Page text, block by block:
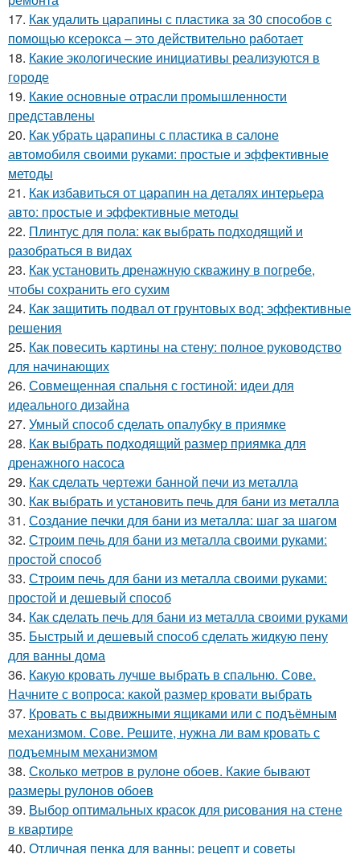
17. Как удалить царапины с пластика за 30 способов с
помощью ксерокса – это действительно работает
18. Какие экологические инициативы реализуются в
городе
19. Какие основные отрасли промышленности
представлены
20. Как убрать царапины с пластика в салоне
автомобиля своими руками: простые и эффективные
методы
21. Как избавиться от царапин на деталях интерьера
авто: простые и эффективные методы
22. Плинтус для пола: как выбрать подходящий и
разобраться в видах
23. Как установить дренажную скважину в погребе,
чтобы сохранить его сухим
24. Как защитить подвал от грунтовых вод: эффективные
решения
25. Как повесить картины на стену: полное руководство
для начинающих
26. Совмещенная спальня с гостиной: идеи для
идеального дизайна
27. Умный способ сделать опалубку в приямке
28. Как выбрать подходящий размер приямка для
дренажного насоса
29. Как сделать чертежи банной печи из металла
30. Как выбрать и установить печь для бани из металла
31. Создание печки для бани из металла: шаг за шагом
32. Строим печь для бани из металла своими руками:
простой способ
33. Строим печь для бани из металла своими руками:
простой и дешевый способ
34. Как сделать печь для бани из металла своими руками
35. Быстрый и дешевый способ сделать жидкую пену
для ванны дома
36. Какую кровать лучше выбрать в спальню. Сове.
Начните с вопроса: какой размер кровати выбрать
37. Кровать с выдвижными ящиками или с подъёмным
механизмом. Сове. Решите, нужна ли вам кровать с
подъемным механизмом
38. Сколько метров в рулоне обоев. Какие бывают
размеры рулонов обоев
39. Выбор оптимальных красок для рисования на стене
в квартире
40. Отличная пенка для ванны: рецепт и советы